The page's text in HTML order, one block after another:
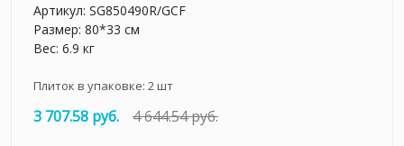
Артикул: SG850490R/GCF
Размер: 80*33 см
Вес: 6.9 кг
Плиток в упаковке: 2шт
3 707.58 руб. 4 644.54 руб.